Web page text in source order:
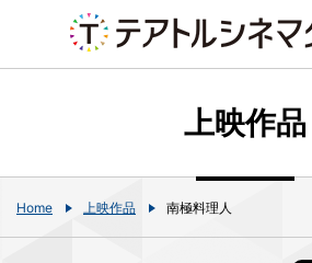
上映作品
Home 上映作品 南極料理人